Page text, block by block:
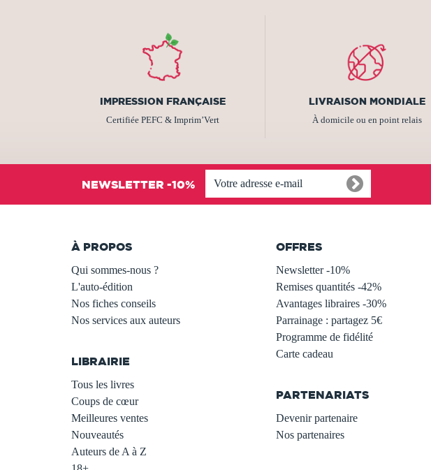
IMPRESSION FRANÇAISE
Certifiée PEFC & Imprim’Vert
LIVRAISON MONDIALE
À domicile ou en point relais
NEWSLETTER -10%
À PROPOS
Qui sommes-nous ?
L'auto-édition
Nos fiches conseils
Nos services aux auteurs
LIBRAIRIE
Tous les livres
Coups de cœur
Meilleures ventes
Nouveautés
Auteurs de A à Z
OFFRES
Newsletter -10%
Remises quantités -42%
Avantages libraires -30%
Parrainage : partagez 5€
Programme de fidélité
Carte cadeau
PARTENARIATS
Devenir partenaire
Nos partenaires